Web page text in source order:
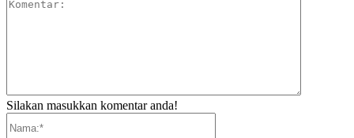
Silakan masukkan komentar anda!